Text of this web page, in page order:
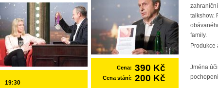
19:30
talkshow.
family.
Produkce
Jména
Cena: 390 Kč
Cena stání: 200 Kč